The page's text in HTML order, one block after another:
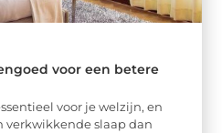
voor een betere
voor je welzijn, en
verkwikkende slaap dan